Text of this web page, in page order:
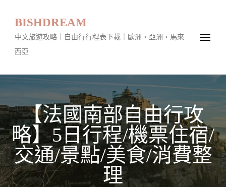
BISHDREAM
中文旅遊攻略｜自由行行程表下載｜歐洲・亞洲・馬來
西亞
【法國南部自由行攻
略】5日行程/機票住宿/
交通/景點/美食/消費整
理